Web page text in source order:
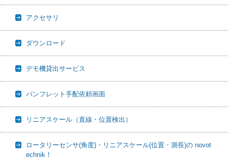
アクセサリ
ダウンロード
デモ機貸出サービス
パンフレット手配依頼画面
リニアスケール（直線・位置検出）
ロータリーセンサ(角度)・リニアスケール(位置・測長)の novot
echnik！